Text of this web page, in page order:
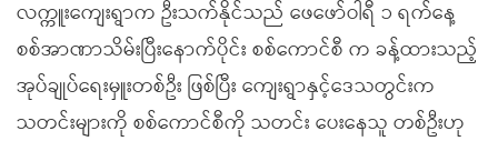
လက္ကူးကျေးရွာက ဦးသက်နိုင်သည် ဖေဖော်ဝါရီ ၁ ရက်နေ့
စစ်အာဏာသိမ်းပြီးနောက်ပိုင်း စစ်ကောင်စီ က ခန့်ထားသည့်
အုပ်ချုပ်ရေးမှူးတစ်ဦး ဖြစ်ပြီး ကျေးရွာနှင့်ဒေသတွင်းက
သတင်းများကို စစ်ကောင်စီကို သတင်း ပေးနေသူ တစ်ဦးဟု